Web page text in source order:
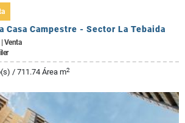
Casa Campestre - Sector La Tebaida
Venta
/ 711.74 Área m2